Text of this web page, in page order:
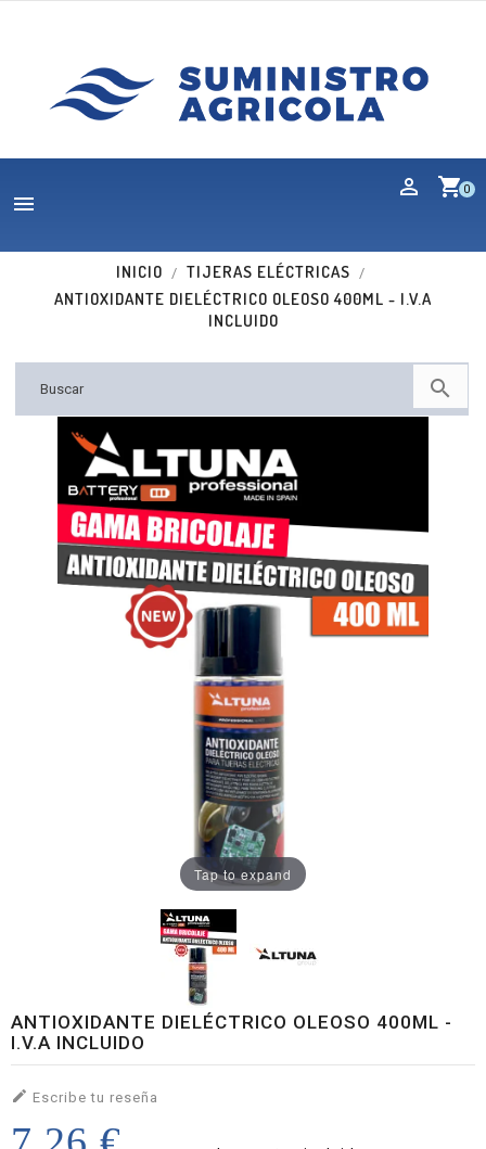
shopping_cart0

INICIO
TIJERAS ELÉCTRICAS
ANTIOXIDANTE DIELÉCTRICO OLEOSO 400ML - I.V.A
INCLUIDO

Nuevo
Tap to expand
ANTIOXIDANTE DIELÉCTRICO OLEOSO 400ML -
I.V.A INCLUIDO
 Escribe tu reseña